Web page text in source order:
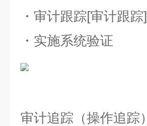
・审计跟踪[审计跟踪]
・实施系统验证
审计追踪（操作追踪）